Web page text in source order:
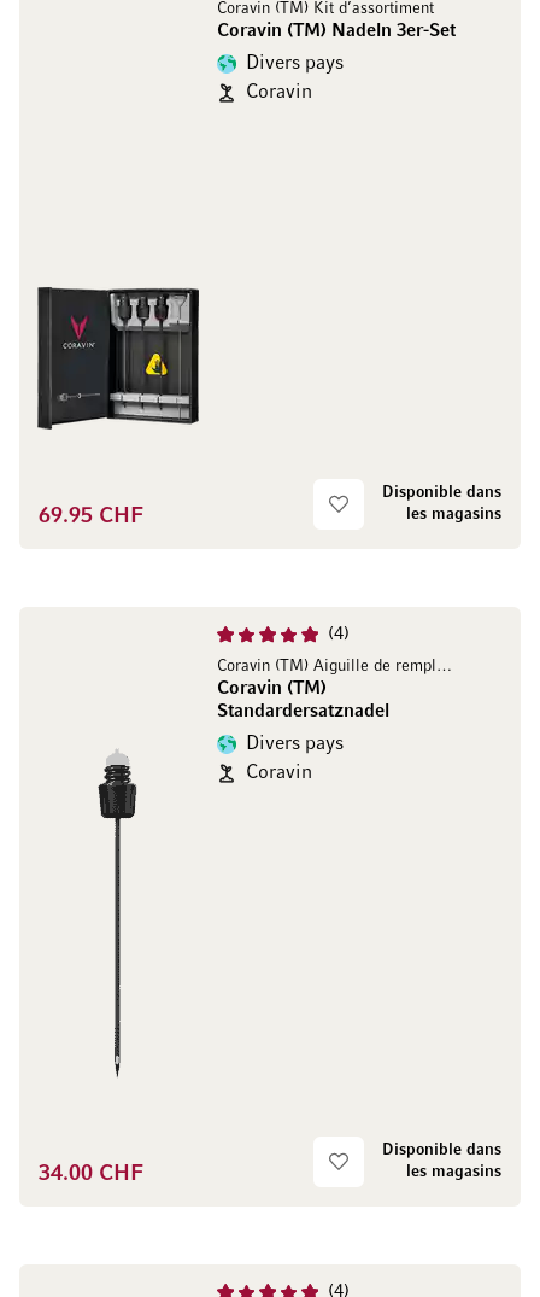
Coravin (TM) Kit d’assortiment
Coravin (TM) Nadeln 3er-Set
Divers pays
Coravin
69.95 CHF
Disponible dans
les magasins
4
Coravin (TM) Aiguille de remplacement
Coravin (TM)
Standardersatznadel
Divers pays
Coravin
34.00 CHF
Disponible dans
les magasins
4